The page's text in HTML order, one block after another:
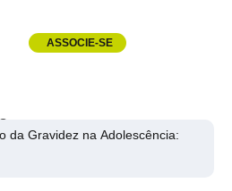
ASSOCIE-SE
da Gravidez na Adolescência: